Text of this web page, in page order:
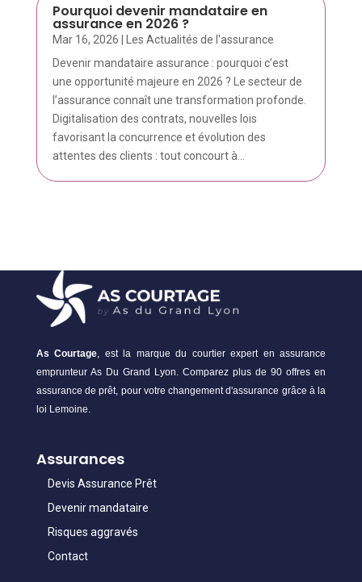
Pourquoi devenir mandataire en
assurance en 2026 ?
Mar 16, 2026
Les Actualités de l'assurance
Devenir mandataire assurance : pourquoi c’est
une opportunité majeure en 2026 ? Le secteur de
l’assurance connaît une transformation profonde.
Digitalisation des contrats, nouvelles lois
favorisant la concurrence et évolution des
attentes des clients : tout concourt à...
As Courtage, est la marque du courtier expert en assurance
emprunteur As Du Grand Lyon. Comparez plus de 90 offres en
assurance de prêt, pour votre changement d'assurance grâce à la
loi Lemoine.
Assurances
Devis Assurance Prêt
Devenir mandataire
Risques aggravés
Contact